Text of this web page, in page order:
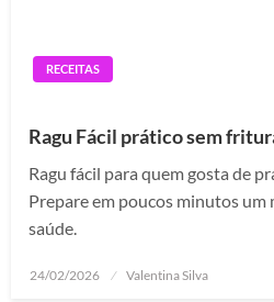
RECEITAS
Ragu Fácil prático sem
Ragu fácil para quem gosta de
Prepare em poucos minutos um
saúde.
Posted
24/02/2026 Valentina Silva